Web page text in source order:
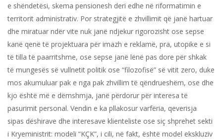
e shëndetësi, skema pensionesh deri edhe në riformatimin e
territorit administrativ. Por strategjitë e zhvillimit që janë hartuar
dhe miratuar ndër vite nuk janë ndjekur rigorozisht ose sepse
kanë qenë të projektuara për imazh e reklamë, pra, utopike e si
të tilla të paarritshme, ose sepse janë lënë pas dore për shkak
të mungesës së vullnetit politik ose “filozofisë” së vitit zero, duke
mos akumuluar pak e nga pak zhvillim të qëndrueshëm, ose dhe
kjo është më e dëmshmja, janë përdorur për interesa të
pasurimit personal. Vendin e ka pllakosur varfëria, qeverisja
sipas dëshirave dhe interesave klienteliste ose siç shprehet sekti
i Kryeministrit: modeli “KÇK”, i cili, në fakt, është model ekskluziv